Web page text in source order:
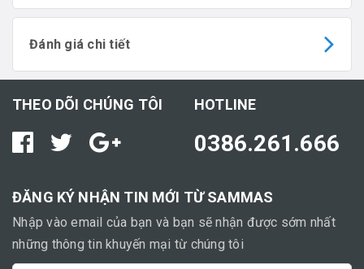
Đánh giá chi tiết
THEO DÕI CHÚNG TÔI HOTLINE
0386.261.666
ĐĂNG KÝ NHẬN TIN MỚI TỪ SAMMAS
Nhập vào email của bạn và bạn sẽ nhận được sớm nhất
những thông tin khuyến mại từ chúng tôi